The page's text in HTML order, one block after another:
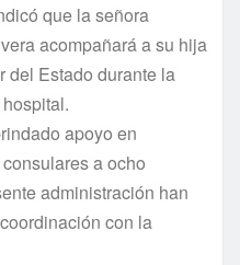
que la señora
acompañará a su hija
del Estado durante la
apoyo en
a ocho
administración han
con la